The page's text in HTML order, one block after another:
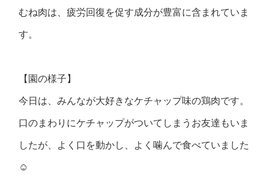
むね肉は、疲労回復を促す成分が豊富に含まれていま
す。
【園の様子】
今日は、みんなが大好きなケチャップ味の鶏肉です。
口のまわりにケチャップがついてしまうお友達もいま
したが、よく口を動かし、よく噛んで食べていました
☺